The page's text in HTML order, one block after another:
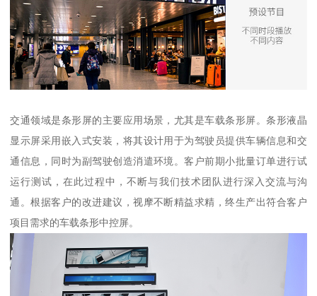
交通领域是条形屏的主要应用场景，尤其是车载条形屏。条形液晶
显示屏采用嵌入式安装，将其设计用于为驾驶员提供车辆信息和交
通信息，同时为副驾驶创造消遣环境。客户前期小批量订单进行试
运行测试，在此过程中，不断与我们技术团队进行深入交流与沟
通。根据客户的改进建议，视摩不断精益求精，终生产出符合客户
项目需求的车载条形中控屏。